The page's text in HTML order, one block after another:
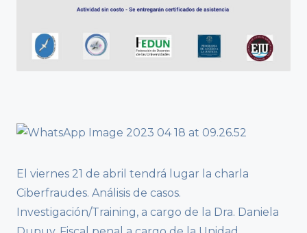
El viernes 21 de abril tendrá lugar la charla
Ciberfraudes. Análisis de casos.
Investigación/Training, a cargo de la Dra. Daniela